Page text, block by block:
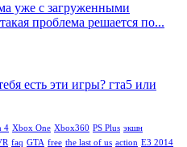
уже с загруженными
проблема решается по...
есть эти игры? гта5 или
4 Xbox One Xbox360 PS Plus экшн
faq GTA free the last of us action E3 2014